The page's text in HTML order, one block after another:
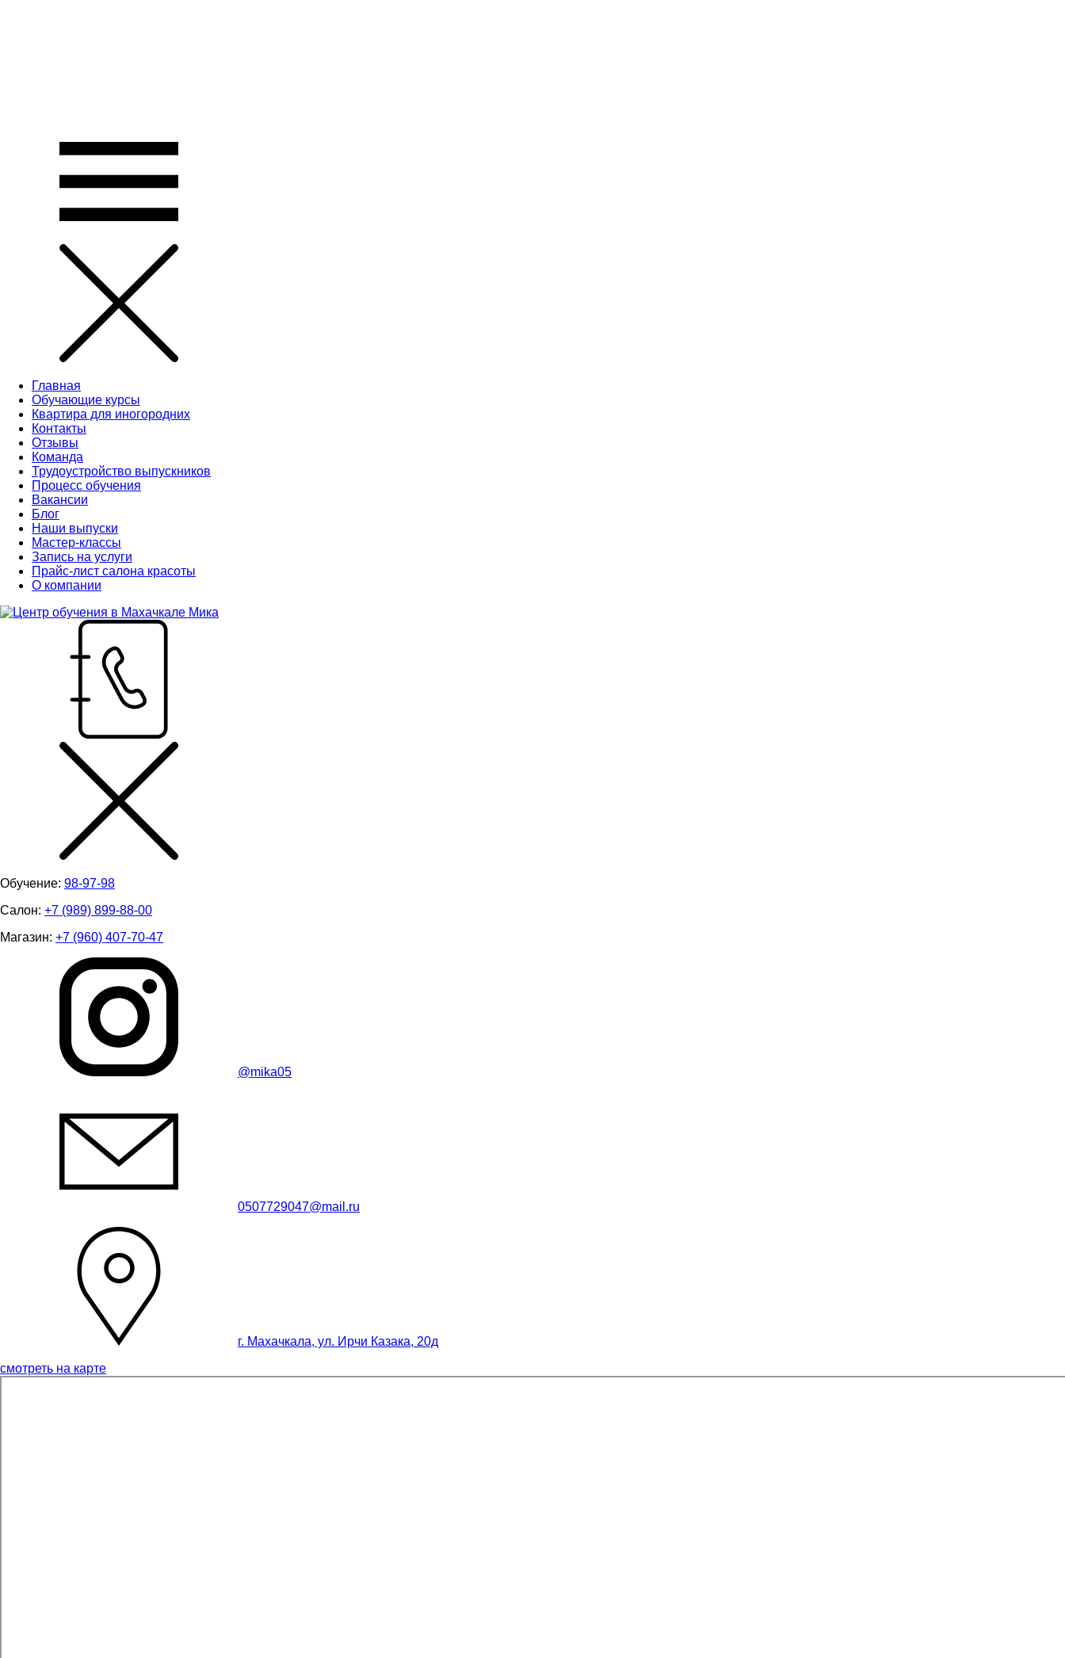
Главная
Обучающие курсы
Квартира для иногородних
Контакты
Отзывы
Команда
Трудоустройство выпускников
Процесс обучения
Вакансии
Блог
Наши выпуски
Мастер-классы
Запись на услуги
Прайс-лист салона красоты
О компании
Обучение: 98-97-98
Салон: +7 (989) 899-88-00
Магазин: +7 (960) 407-70-47
@mika05
0507729047@mail.ru
г. Махачкала, ул. Ирчи Казака, 20д
смотреть на карте